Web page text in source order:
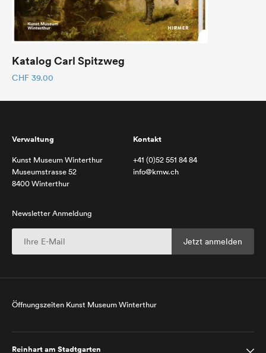
Katalog Carl Spitzweg
CHF 39.00
Verwaltung
Kunst Museum Winterthur
Museumstrasse 52
8400 Winterthur
Kontakt
+41 (0)52 551 84 84
info@kmw.ch
Newsletter Anmeldung
Öffnungszeiten Kunst Museum Winterthur
Reinhart am Stadtgarten